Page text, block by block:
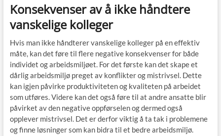
Konsekvenser av å ikke håndtere
vanskelige kolleger
Hvis man ikke håndterer vanskelige kolleger på en effektiv
måte, kan det føre til flere negative konsekvenser for både
individet og arbeidsmiljøet. For det første kan det skape et
dårlig arbeidsmiljø preget av konflikter og mistrivsel. Dette
kan igjen påvirke produktiviteten og kvaliteten på arbeidet
som utføres. Videre kan det også føre til at andre ansatte blir
påvirket av den negative oppførselen og dermed også
opplever mistrivsel. Det er derfor viktig å ta tak i problemene
og finne løsninger som kan bidra til et bedre arbeidsmiljø.